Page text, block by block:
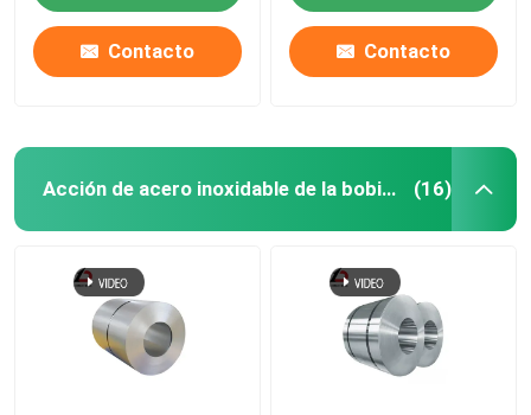
Contacto Contacto
Acción de acero inoxidable de la bobina (16)